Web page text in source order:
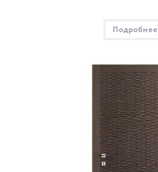
Подробнее